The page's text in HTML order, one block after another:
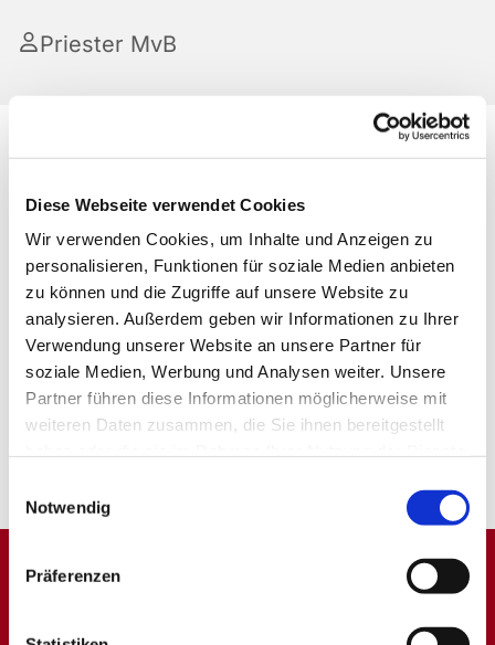
Diese Webseite verwendet Cookies
Wir verwenden Cookies, um Inhalte und Anzeigen zu
personalisieren, Funktionen für soziale Medien anbieten
zu können und die Zugriffe auf unsere Website zu
analysieren. Außerdem geben wir Informationen zu Ihrer
Verwendung unserer Website an unsere Partner für
soziale Medien, Werbung und Analysen weiter. Unsere
Partner führen diese Informationen möglicherweise mit
weiteren Daten zusammen, die Sie ihnen bereitgestellt
Notwendig
Präferenzen
Priester MvB